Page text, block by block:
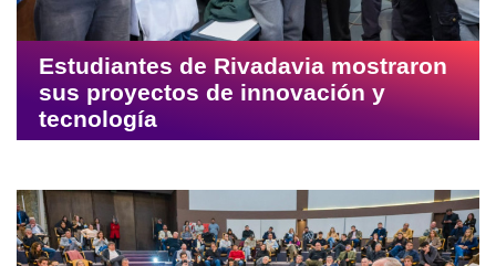
Estudiantes de Rivadavia mostraron
sus proyectos de innovación y
tecnología